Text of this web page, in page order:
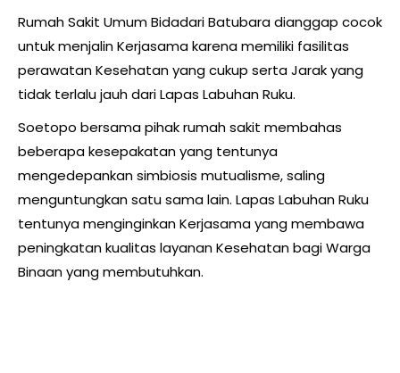
Rumah Sakit Umum Bidadari Batubara dianggap cocok
untuk menjalin Kerjasama karena memiliki fasilitas
perawatan Kesehatan yang cukup serta Jarak yang
tidak terlalu jauh dari Lapas Labuhan Ruku.
Soetopo bersama pihak rumah sakit membahas
beberapa kesepakatan yang tentunya
mengedepankan simbiosis mutualisme, saling
menguntungkan satu sama lain. Lapas Labuhan Ruku
tentunya menginginkan Kerjasama yang membawa
peningkatan kualitas layanan Kesehatan bagi Warga
Binaan yang membutuhkan.